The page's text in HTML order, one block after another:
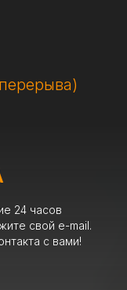
24 часов
свой e-mail.
с вами!